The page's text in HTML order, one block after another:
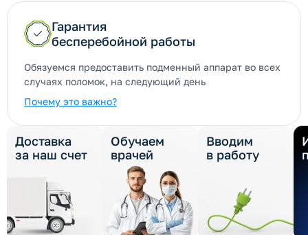
Гарантия
бесперебойной работы
Обязуемся предоставить подменный аппарат во всех
случаях поломок, на следующий день
Почему это важно?
Доставка
за наш счет
Обучаем
врачей
Вводим
в работу